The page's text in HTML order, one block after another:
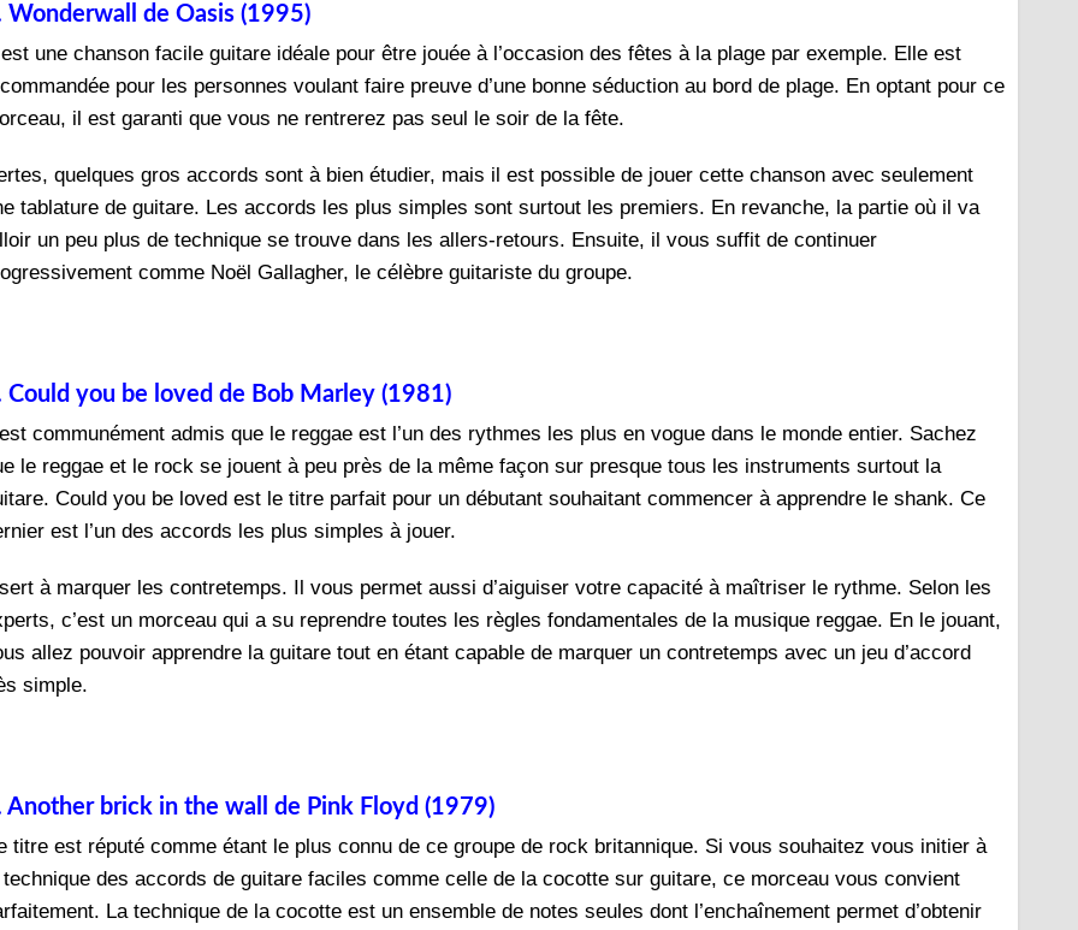
Wonderwall de Oasis (1995)
une chanson facile guitare idéale pour être jouée à l’occasion des fêtes à la plage par exemple. Elle est
pour les personnes voulant faire preuve d’une bonne séduction au bord de plage. En optant pour ce
il est garanti que vous ne rentrerez pas seul le soir de la fête.
quelques gros accords sont à bien étudier, mais il est possible de jouer cette chanson avec seulement
tablature de guitare. Les accords les plus simples sont surtout les premiers. En revanche, la partie où il va
un peu plus de technique se trouve dans les allers-retours. Ensuite, il vous suffit de continuer
comme Noël Gallagher, le célèbre guitariste du groupe.
Could you be loved de Bob Marley (1981)
communément admis que le reggae est l’un des rythmes les plus en vogue dans le monde entier. Sachez
le reggae et le rock se jouent à peu près de la même façon sur presque tous les instruments surtout la
Could you be loved est le titre parfait pour un débutant souhaitant commencer à apprendre le shank. Ce
est l’un des accords les plus simples à jouer.
à marquer les contretemps. Il vous permet aussi d’aiguiser votre capacité à maîtriser le rythme. Selon les
c’est un morceau qui a su reprendre toutes les règles fondamentales de la musique reggae. En le jouant,
allez pouvoir apprendre la guitare tout en étant capable de marquer un contretemps avec un jeu d’accord
simple.
Another brick in the wall de Pink Floyd (1979)
titre est réputé comme étant le plus connu de ce groupe de rock britannique. Si vous souhaitez vous initier à
des accords de guitare faciles comme celle de la cocotte sur guitare, ce morceau vous convient
La technique de la cocotte est un ensemble de notes seules dont l’enchaînement permet d’obtenir